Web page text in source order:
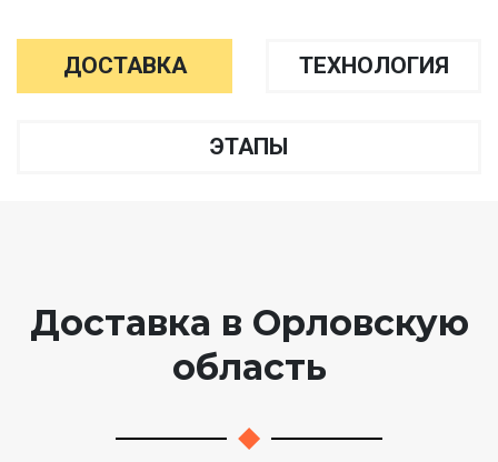
ДОСТАВКА ТЕХНОЛОГИЯ
ЭТАПЫ
Доставка в Орловскую
область